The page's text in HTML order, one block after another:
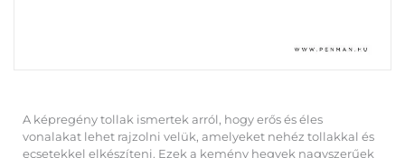
A képregény tollak ismertek arról, hogy erős és éles
vonalakat lehet rajzolni velük, amelyeket nehéz tollakkal és
ecsetekkel elkészíteni. Ezek a kemény hegyek nagyszerűek